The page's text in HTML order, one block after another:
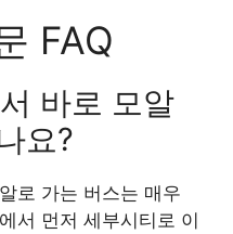
FAQ
바로 모알
요?
로 가는 버스는 매우
서 먼저 세부시티로 이